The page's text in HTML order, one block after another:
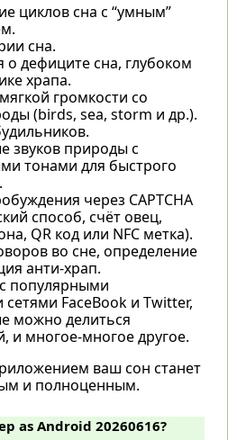
циклов сна с “умным”
сна.
дефиците сна, глубоком
храпа.
громкости со
(birds, sea, storm и др.).
звуков природы с
тонами для быстрого
через CAPTCHA
способ, счёт овец,
QR код или NFC метка).
во сне, определение
анти-храп.
популярными
FaceBook и Twitter,
можно делиться
и многое-многое другое.
ваш сон станет
и полноценным.
as Android 20260616?